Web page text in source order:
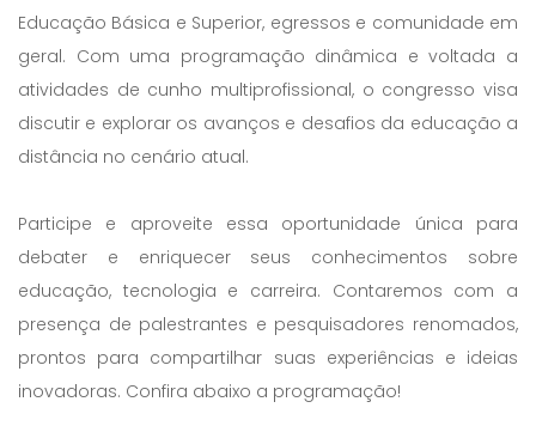
Educação Básica e Superior, egressos e comunidade em
geral. Com uma programação dinâmica e voltada a
atividades de cunho multiprofissional, o congresso visa
discutir e explorar os avanços e desafios da educação a
distância no cenário atual.
Participe e aproveite essa oportunidade única para
debater e enriquecer seus conhecimentos sobre
educação, tecnologia e carreira. Contaremos com a
presença de palestrantes e pesquisadores renomados,
prontos para compartilhar suas experiências e ideias
inovadoras. Confira abaixo a programação!